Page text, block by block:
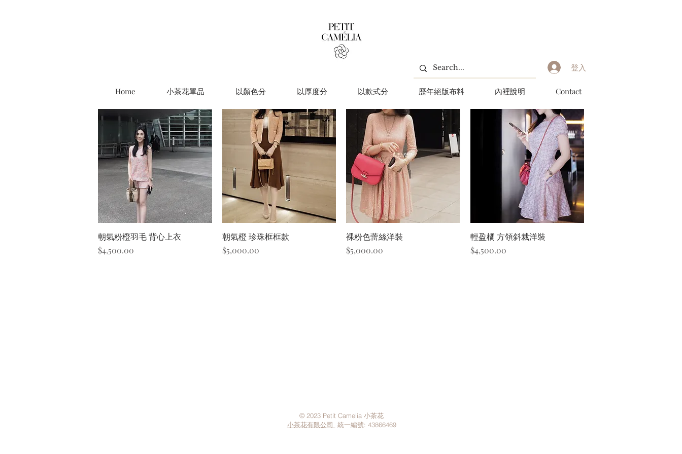
登入
Home 小茶花單品 以顏色分 以厚度分 以款式分 歷年絕版布料 內裡說明 Contact
快速瀏覽
朝氣粉橙羽毛 背心上衣
價格
$4,500.00
快速瀏覽
朝氣橙 珍珠框框款
價格
$5,000.00
快速瀏覽
裸粉色蕾絲洋裝
價格
$5,000.00
快速瀏覽
輕盈橘 方領斜裁洋裝
價格
$4,500.00
© 2023 Petit Camelia 小茶花
小茶花有限公司
統一編號: 43866469